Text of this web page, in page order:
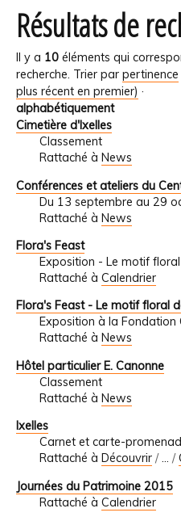
Résultats de
Il y a 10 éléments qui
recherche. Trier par pertinence
plus récent en premier) ·
alphabétiquement
Cimetière d'Ixelles
Classement
Rattaché à News
Conférences et ateliers du
Du 13 septembre au 29
Rattaché à News
Flora's Feast
Exposition - Le motif
Rattaché à Calendrier
Flora's Feast - Le motif floral
Exposition à la
Rattaché à News
Hôtel particulier E. Canonne
Classement
Rattaché à News
Ixelles
Carnet et carte-
Rattaché à Découvrir /… /
Journées du Patrimoine 2015
Rattaché à Calendrier